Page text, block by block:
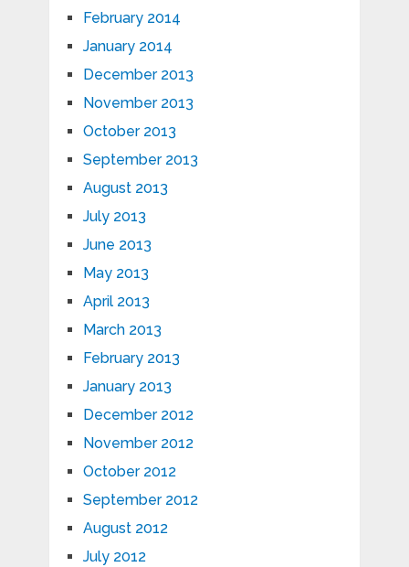
February 2014
January 2014
December 2013
November 2013
October 2013
September 2013
August 2013
July 2013
June 2013
May 2013
April 2013
March 2013
February 2013
January 2013
December 2012
November 2012
October 2012
September 2012
August 2012
July 2012